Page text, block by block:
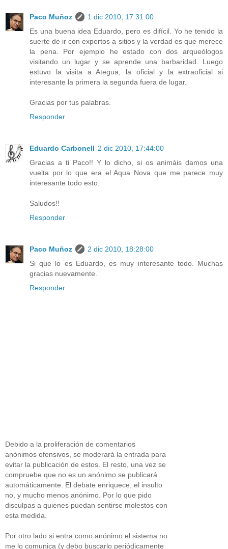
Paco Muñoz
1 dic 2010, 17:31:00
Es una buena idea Eduardo, pero es difícil. Yo he tenido la
suerte de ir con expertos a sitios y la verdad es que merece
la pena. Por ejemplo he estado con dos arqueólogos
visitando un lugar y se aprende una barbaridad. Luego
estuvo la visita a Ategua, la oficial y la extraoficial si
interesante la primera la segunda fuera de lugar.
Gracias por tus palabras.
Responder
Eduardo Carbonell 2 dic 2010, 17:44:00
Gracias a ti Paco!! Y lo dicho, si os animáis damos una
vuelta por lo que era el Aqua Nova que me parece muy
interesante todo esto.
Saludos!!
Responder
Paco Muñoz
2 dic 2010, 18:28:00
Si que lo es Eduardo, es muy interesante todo. Muchas
gracias nuevamente.
Responder
Debido a la proliferación de comentarios
anónimos ofensivos, se moderará la entrada para
evitar la publicación de estos. El resto, una vez se
compruebe que no es un anónimo se publicará
automáticamente. El debate enriquece, el insulto
no, y mucho menos anónimo. Por lo que pido
disculpas a quienes puedan sentirse molestos con
esta medida.
Por otro lado si entra como anónimo el sistema no
me lo comunica (y debo buscarlo periódicamente